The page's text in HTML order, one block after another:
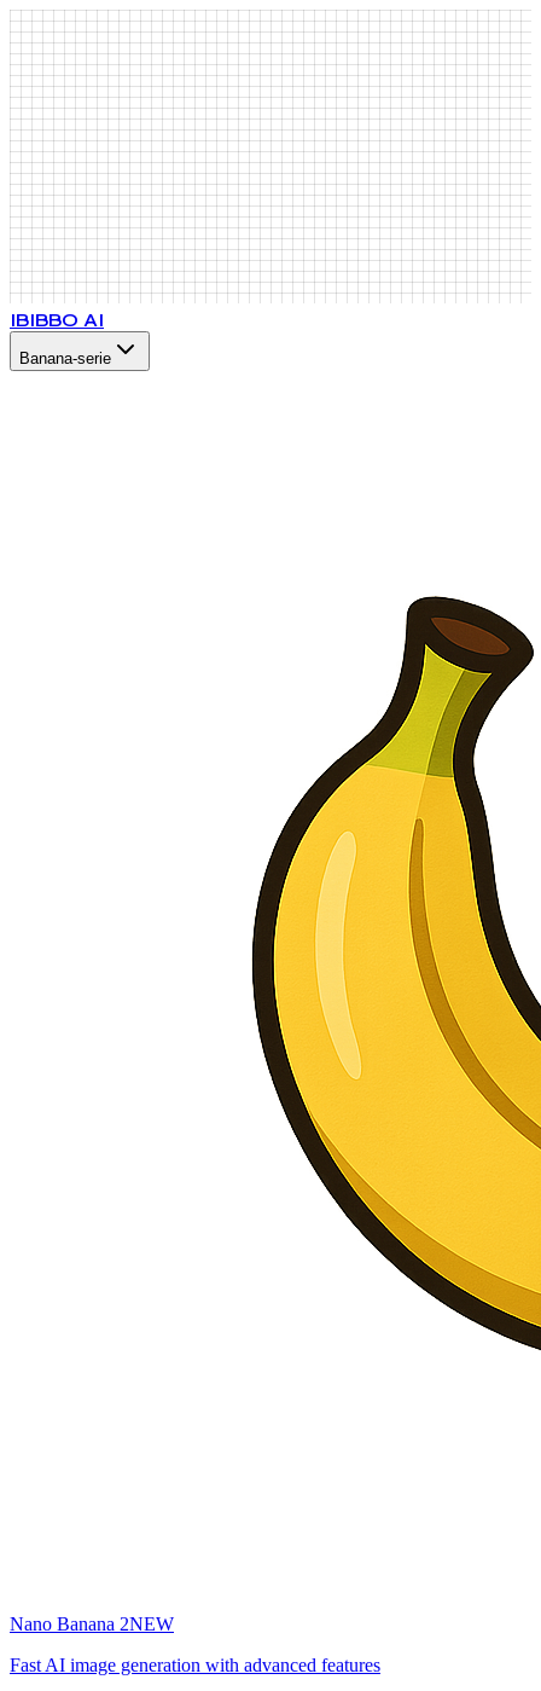
IBIBBO AI
Banana-serie
Nano Banana 2NEW
Fast AI image generation with advanced features